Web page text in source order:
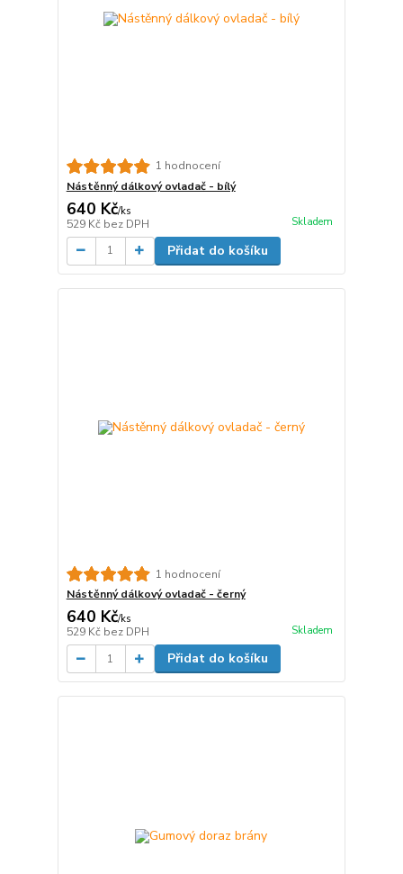
1 hodnocení
Nástěnný dálkový ovladač - bílý
640 Kč/ks
529 Kč bez DPH Skladem
Přidat do košíku
1 hodnocení
Nástěnný dálkový ovladač - černý
640 Kč/ks
529 Kč bez DPH Skladem
Přidat do košíku